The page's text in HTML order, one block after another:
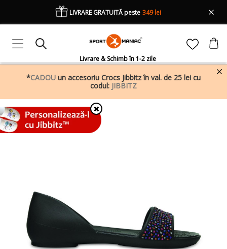
Livrare & Schimb în 1-2 zile
LIVRARE GRATUITĂ peste 349 lei
*CADOU un accesoriu Crocs Jibbitz în val. de 25 lei cu
codul: JIBBITZ
✖